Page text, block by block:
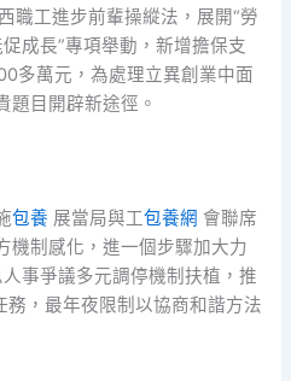
職工進步前輩操縱法，展開“勞
促成長”專項舉動，新增擔保支
多萬元，為處理立異創業中面
題目開辟新途徑。
包養 展當局與工包養網 會聯席
機制感化，進一個步驟加大力
事爭議多元調停機制扶植，推
務，最年夜限制以協商和諧方法